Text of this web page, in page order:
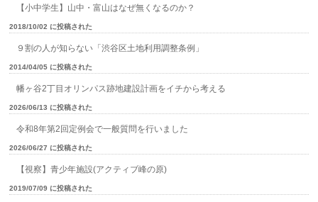
【小中学生】山中・富山はなぜ無くなるのか？
2018/10/02 に投稿された
９割の人が知らない「渋谷区土地利用調整条例」
2014/04/05 に投稿された
幡ヶ谷2丁目オリンパス跡地建設計画をイチから考える
2026/06/13 に投稿された
令和8年第2回定例会で一般質問を行いました
2026/06/27 に投稿された
【視察】青少年施設(アクティブ峰の原)
2019/07/09 に投稿された